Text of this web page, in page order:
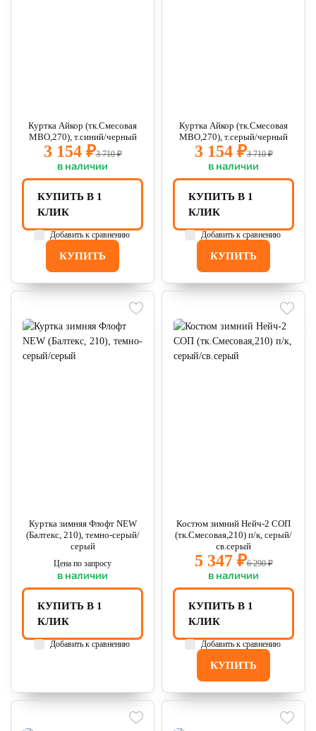
Куртка Айкор (тк.Смесовая
МВО,270), т.синий/черный
3 154 ₽3 710 ₽
в наличии
КУПИТЬ
КУПИТЬ В 1
КЛИК
Добавить к сравнению
Куртка Айкор (тк.Смесовая
МВО,270), т.серый/черный
3 154 ₽3 710 ₽
в наличии
КУПИТЬ
КУПИТЬ В 1
КЛИК
Добавить к сравнению
Куртка зимняя Флофт NEW
(Балтекс, 210), темно-серый/
серый
Цена по запросу
в наличии
КУПИТЬ В 1
КЛИК
Добавить к сравнению
Костюм зимний Нейч-2 СОП
(тк.Смесовая,210) п/к, серый/
св.серый
5 347 ₽6 290 ₽
в наличии
КУПИТЬ
КУПИТЬ В 1
КЛИК
Добавить к сравнению